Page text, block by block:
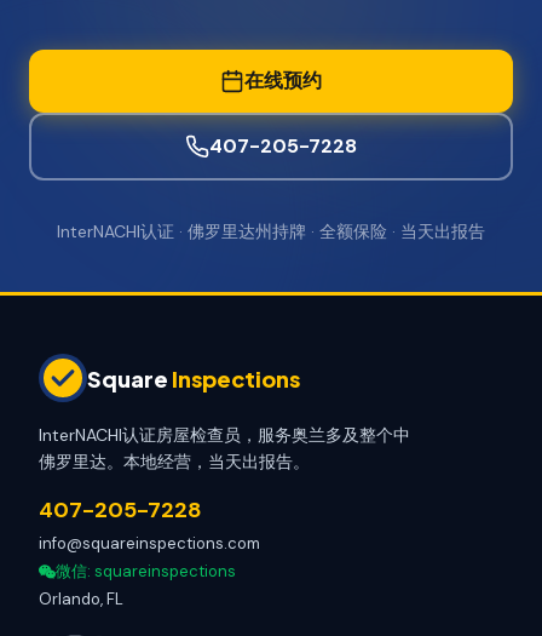
在线预约
407-205-7228
InterNACHI认证 · 佛罗里达州持牌 · 全额保险 · 当天出报告
Square Inspections
InterNACHI认证房屋检查员，服务奥兰多及整个中
佛罗里达。本地经营，当天出报告。
407-205-7228
info@squareinspections.com
微信: squareinspections
Orlando, FL